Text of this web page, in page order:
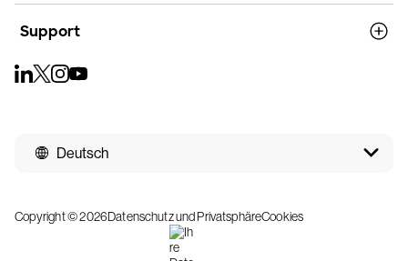
Support
Deutsch
Copyright © 2026Datenschutz und PrivatsphäreCookies